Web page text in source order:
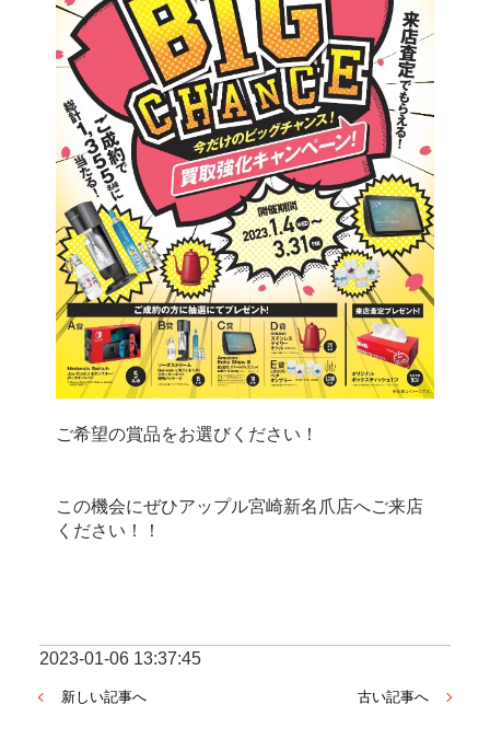
ご希望の賞品をお選びください！
この機会にぜひアップル宮崎新名爪店へご来店
ください！！
2023-01-06 13:37:45
新しい記事へ 古い記事へ